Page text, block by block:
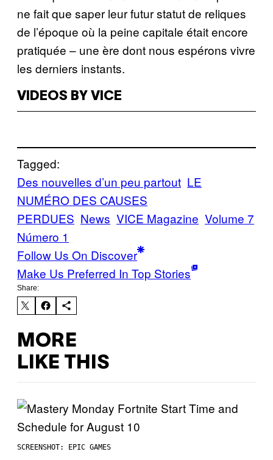
ne fait que saper leur futur statut de reliques
de l’époque où la peine capitale était encore
pratiquée – une ère dont nous espérons vivre
les derniers instants.
VIDEOS BY VICE
Tagged:
Des nouvelles d’un peu partout LE
NUMÉRO DES CAUSES
PERDUES News VICE Magazine Volume 7
Número 1
Follow Us On Discover
Make Us Preferred In Top Stories
Share:
MORE
LIKE THIS
SCREENSHOT: EPIC GAMES